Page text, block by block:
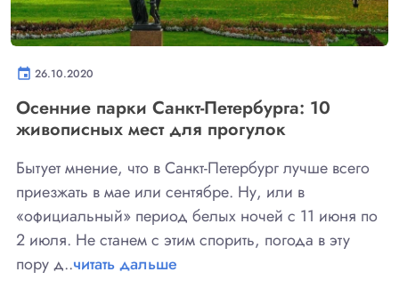
event 26.10.2020
Осенние парки Санкт-Петербурга: 10
живописных мест для прогулок
Бытует мнение, что в Санкт-Петербург лучше всего
приезжать в мае или сентябре. Ну, или в
«официальный» период белых ночей с 11 июня по
2 июля. Не станем с этим спорить, погода в эту
пору д..читать дальше